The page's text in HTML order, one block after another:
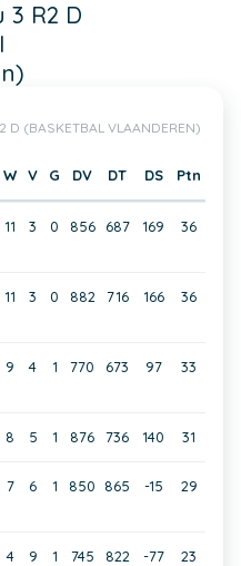
3 R2 D
D (BASKETBAL VLAANDEREN)
W V G DV DT DS Ptn
11 3 0 856 687 169 36
11 3 0 882 716 166 36
9 4 1 770 673 97 33
8 5 1 876 736 140 31
7 6 1 850 865 -15 29
4 9 1 745 822 -77 23